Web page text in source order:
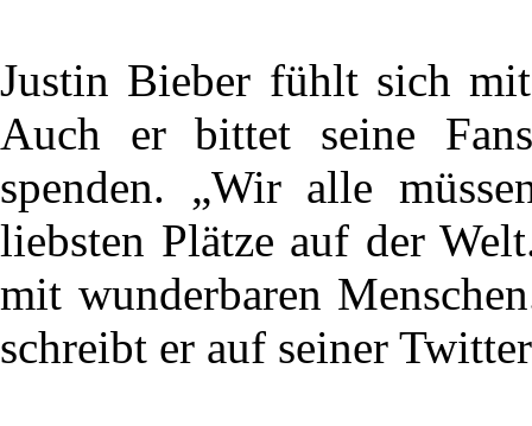
Justin Bieber fühlt sich
Auch er bittet seine
spenden. „Wir alle
liebsten Plätze auf der
mit wunderbaren
schreibt er auf seiner